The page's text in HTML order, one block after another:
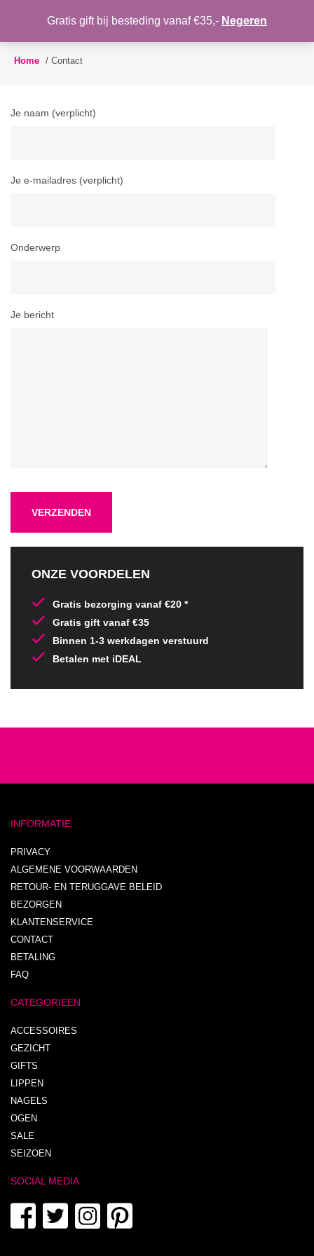
Toggle
WENSLIJST
Home / Contact
Je naam (verplicht)
Je e-mailadres (verplicht)
Onderwerp
Je bericht
ONZE VOORDELEN
Gratis bezorging vanaf €20 *
Gratis gift vanaf €35
Binnen 1-3 werkdagen verstuurd
Betalen met iDEAL
INFORMATIE
PRIVACY
ALGEMENE VOORWAARDEN
RETOUR- EN TERUGGAVE BELEID
BEZORGEN
KLANTENSERVICE
CONTACT
BETALING
FAQ
CATEGORIEEN
ACCESSOIRES
GEZICHT
GIFTS
LIPPEN
NAGELS
OGEN
SALE
SEIZOEN
SOCIAL MEDIA
Gratis gift bij besteding vanaf €35,- Negeren